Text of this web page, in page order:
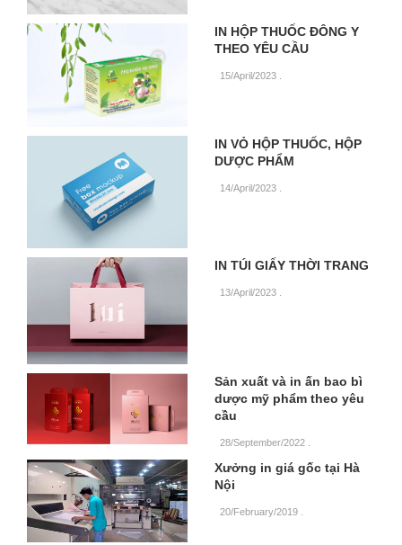
IN HỘP THUỐC ĐÔNG Y
THEO YÊU CẦU
15/April/2023
IN VỎ HỘP THUỐC, HỘP
DƯỢC PHẨM
14/April/2023
IN TÚI GIẤY THỜI TRANG
13/April/2023
Sản xuất và in ấn bao bì
dược mỹ phẩm theo yêu
cầu
28/September/2022
Xưởng in giá gốc tại Hà
Nội
20/February/2019